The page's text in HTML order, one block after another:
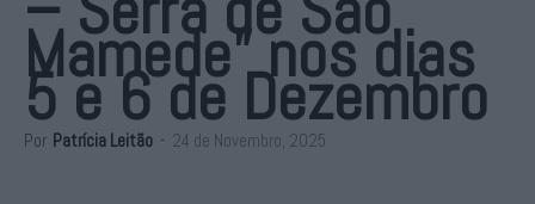
Mamede” nos dias
5 e 6 de Dezembro
Por Patrícia Leitão - 24 de Novembro, 2025